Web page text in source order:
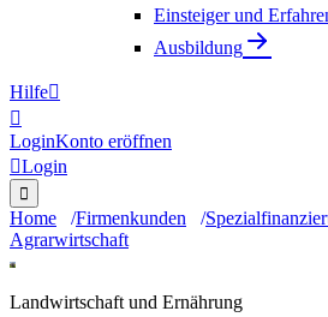
Einsteiger und
Ausbildung
Hilfe

LoginKonto eröffnen
Login

Home Firmenkunden
Agrarwirtschaft
Landwirtschaft und Ernährung